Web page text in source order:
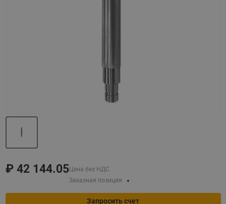
₽ 42 144.05 Цена без НДС
Заказная позиция
Запросить счет